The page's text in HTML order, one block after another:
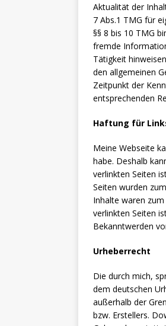
Aktualität der
7 Abs.1 TMG für
§§ 8 bis 10 TMG
fremde
Tätigkeit
den allgemeinen
Zeitpunkt der
entsprechenden
Haftung für
Meine Webseite
habe. Deshalb
verlinkten Seiten
Seiten wurden
Inhalte waren
verlinkten Seiten
Bekanntwerden
Urheberrecht
Die durch mich,
dem deutschen
außerhalb der
bzw. Erstellers.